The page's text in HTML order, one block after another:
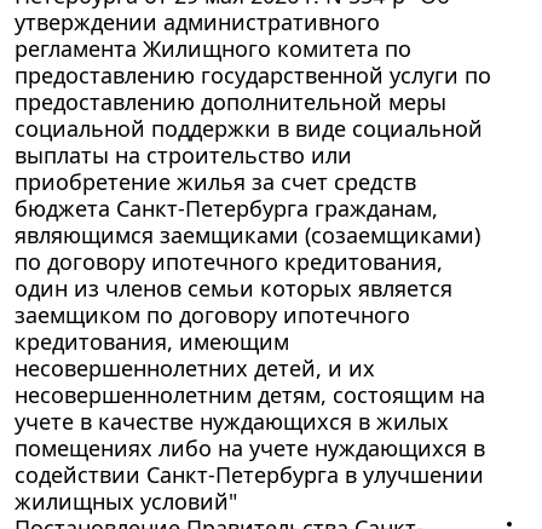
утверждении административного
регламента Жилищного комитета по
предоставлению государственной услуги по
предоставлению дополнительной меры
социальной поддержки в виде социальной
выплаты на строительство или
приобретение жилья за счет средств
бюджета Санкт-Петербурга гражданам,
являющимся заемщиками (созаемщиками)
по договору ипотечного кредитования,
один из членов семьи которых является
заемщиком по договору ипотечного
кредитования, имеющим
несовершеннолетних детей, и их
несовершеннолетним детям, состоящим на
учете в качестве нуждающихся в жилых
помещениях либо на учете нуждающихся в
содействии Санкт-Петербурга в улучшении
жилищных условий"